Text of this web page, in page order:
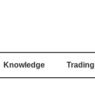
Knowledge Trading